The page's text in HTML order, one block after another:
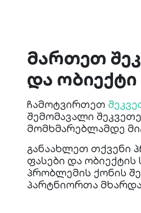
მართეთ
და
ჩამოტვირთეთ
შემომავალი
მომხმარებლამდე
განაახლეთ თქვენი
ფასები და ობიექტის
პრობლემის ქონის
პარტნიორთა